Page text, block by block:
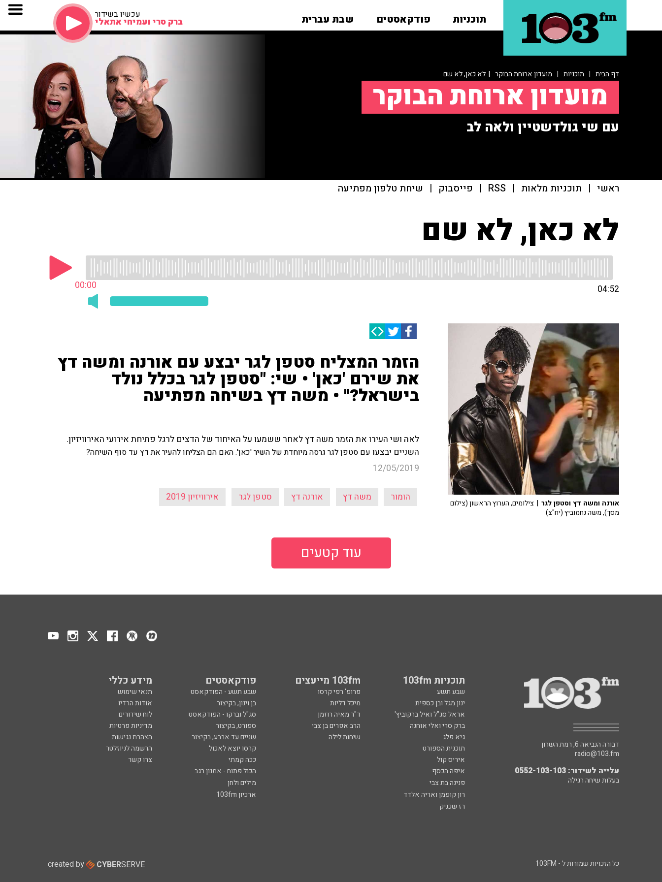
תוכניות פודקאסטים שבת עברית עכשיו בשידור
ברק סרי ועמיחי אתאלי
דף הבית | תוכניות | מועדון ארוחת הבוקר | לא כאן, לא שם
מועדון ארוחת הבוקר
עם שי גולדשטיין ולאה לב
ראשי | תוכניות מלאות |
RSS
| פייסבוק | שיחת טלפון מפתיעה
לא כאן, לא שם
00:00 04:52
הזמר המצליח סטפן לגר יבצע עם אורנה ומשה דץ
את שירם 'כאן' • שי: "סטפן לגר בכלל נולד
בישראל?" • משה דץ בשיחה מפתיעה
לאה ושי העירו את הזמר משה דץ לאחר ששמעו על האיחוד של הדצים לרגל פתיחת אירועי האירוויזיון.
השניים יבצעו עם סטפן לגר גרסה מיוחדת של השיר 'כאן'. האם הם הצליחו להעיר את דץ עד סוף השיחה?
12/05/2019
הומור משה דץ אורנה דץ סטפן לגר אירוויזיון 2019
אורנה ומשה דץ וסטפן לגר | צילומים, הערוץ הראשון (צילום
מסך), משה נחמוביץ (יח"צ)
עוד קטעים
תוכניות 103fm 103fm מייעצים פודקאסטים מידע כללי
שבע תשע פרופ' רפי קרסו שבע תשע - הפודקאסט
תנאי שימוש
ינון מגל ובן כספית
מיכל דליות בן וינון, בקיצור
אודות הרדיו
אראל סג"ל ואיל ברקוביץ'
ד"ר מאיה רוזמן סג"ל וברקו - הפודקאסט
לוח שידורים
ברק סרי ואלי אוחנה
הרב אפרים בן צבי ספורט, בקיצור
מדיניות פרטיות
גיא פלג
שיחות לילה שניים עד ארבע, בקיצור
הצהרת נגישות
תוכנית הספורט
קרסו יוצא לאכול
הרשמה לניוזלטר
איריס קול
ככה קמתי
צרו קשר
איפה הכסף
הכול פתוח - אמנון רגב
פנינה בת צבי
מילים ולחן
רון קופמן ואריה אלדד
ארכיון 103fm
רז שכניק
דבורה הנביאה 6, רמת השרון
radio@103.fm
עלייה לשידור: 0552-103-103
בעלות שיחה רגילה
כל הזכויות שמורות ל - 103FM created by CYBERSERVE